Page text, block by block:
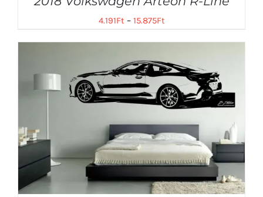
4.191Ft– 15.875Ft